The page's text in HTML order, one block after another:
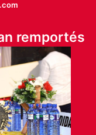
remportés